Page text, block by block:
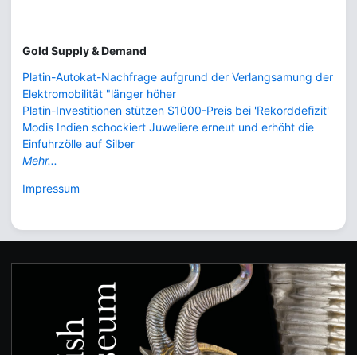
Gold Supply & Demand
Platin-Autokat-Nachfrage aufgrund der Verlangsamung der
Elektromobilität "länger höher
Platin-Investitionen stützen $1000-Preis bei 'Rekorddefizit'
Modis Indien schockiert Juweliere erneut und erhöht die
Einfuhrzölle auf Silber
Mehr...
Impressum